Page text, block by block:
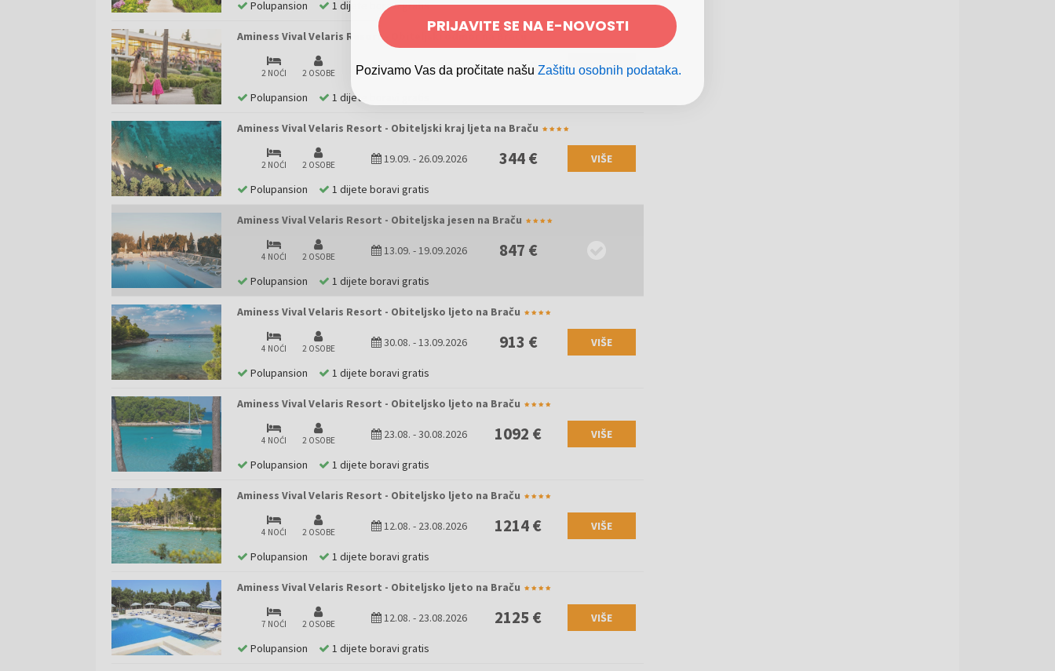
Polupansion 1 dijete boravi gratis
Aminess Vival Velaris Resort - Obiteljski odmor na Braču
2 NOĆI 2 OSOBE 26.09.-10.10.2026 282 € VIŠE
Polupansion 1 dijete boravi gratis
Aminess Vival Velaris Resort - Obiteljski kraj ljeta na Braču
2 NOĆI 2 OSOBE 19.09. - 26.09.2026 344 € VIŠE
Polupansion 1 dijete boravi gratis
Aminess Vival Velaris Resort - Obiteljska jesen na Braču
4 NOĆI 2 OSOBE 13.09. -19.09.2026 847 €
Polupansion 1 dijete boravi gratis
Aminess Vival Velaris Resort - Obiteljsko ljeto na Braču
4 NOĆI 2 OSOBE 30.08. -13.09.2026 913 € VIŠE
Polupansion 1 dijete boravi gratis
Aminess Vival Velaris Resort - Obiteljsko ljeto na Braču
4 NOĆI 2 OSOBE 23.08. -30.08.2026 1092 € VIŠE
Polupansion 1 dijete boravi gratis
Aminess Vival Velaris Resort - Obiteljsko ljeto na Braču
4 NOĆI 2 OSOBE 12.08. - 23.08.2026 1214 € VIŠE
Polupansion 1 dijete boravi gratis
Aminess Vival Velaris Resort - Obiteljsko ljeto na Braču
7 NOĆI 2 OSOBE 12.08. - 23.08.2026 2125 € VIŠE
Polupansion 1 dijete boravi gratis
PRIJAVITE SE NA E-NOVOSTI
Pozivamo Vas da pročitate našu Zaštitu osobnih podataka.